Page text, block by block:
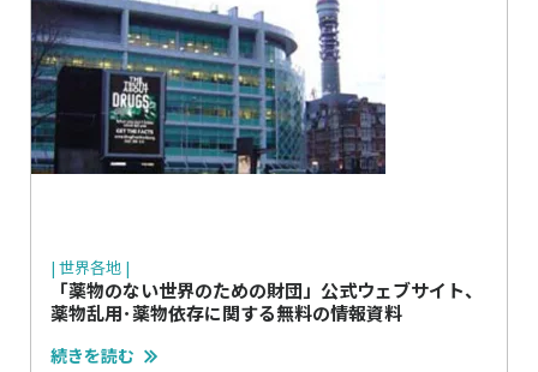
| 世界各地 |
「薬物のない世界のための財団」公式ウェブサイト、
薬物乱用･薬物依存に関する無料の情報資料
続きを読む